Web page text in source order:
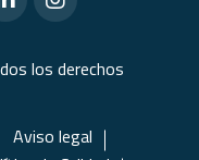
los derechos
Aviso legal